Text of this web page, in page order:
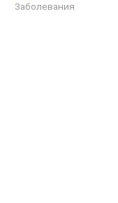
Заболевания